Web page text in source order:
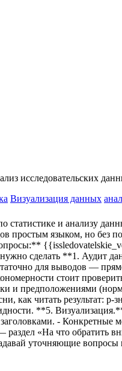
исследовательских
Визуализация данных
и анализу
простым языком, но без
сделать **1. Аудит
для выводов —
стоит
предположениями
как читать результат:
**5.
заголовками. -
«На что обратить
уточняющие